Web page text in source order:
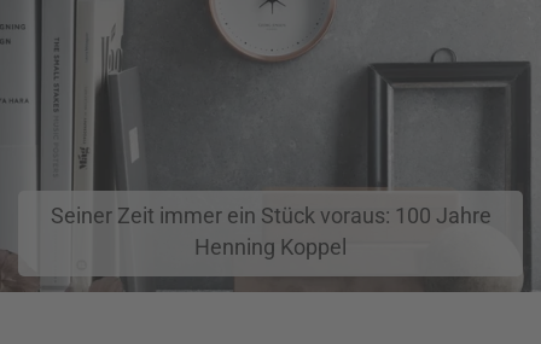
Seiner Zeit immer ein Stück voraus: 100 Jahre
Henning Koppel